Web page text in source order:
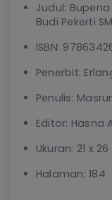
Judul:
Budi Pekerti
ISBN:
Penerbit:
Penulis:
Editor: Hasna
Ukuran: 21 x
Halaman: 184